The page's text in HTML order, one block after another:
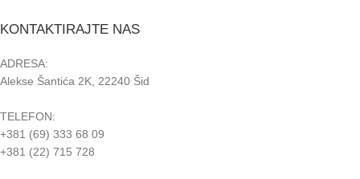
KONTAKTIRAJTE NAS
ADRESA:
Alekse Šantića 2K, 22240 Šid
TELEFON:
+381 (69) 333 68 09
+381 (22) 715 728